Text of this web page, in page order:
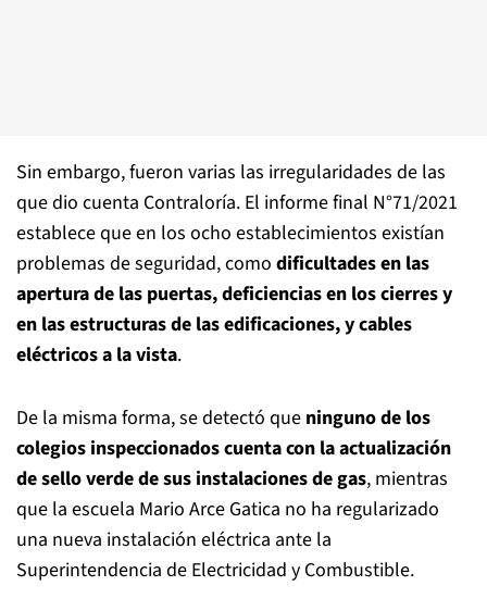
Sin embargo, fueron varias las irregularidades de las
que dio cuenta Contraloría. El informe final N°71/2021
establece que en los ocho establecimientos existían
problemas de seguridad, como dificultades en las
apertura de las puertas, deficiencias en los cierres y
en las estructuras de las edificaciones, y cables
eléctricos a la vista.
De la misma forma, se detectó que ninguno de los
colegios inspeccionados cuenta con la actualización
de sello verde de sus instalaciones de gas, mientras
que la escuela Mario Arce Gatica no ha regularizado
una nueva instalación eléctrica ante la
Superintendencia de Electricidad y Combustible.